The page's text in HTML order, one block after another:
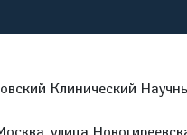
Клинический